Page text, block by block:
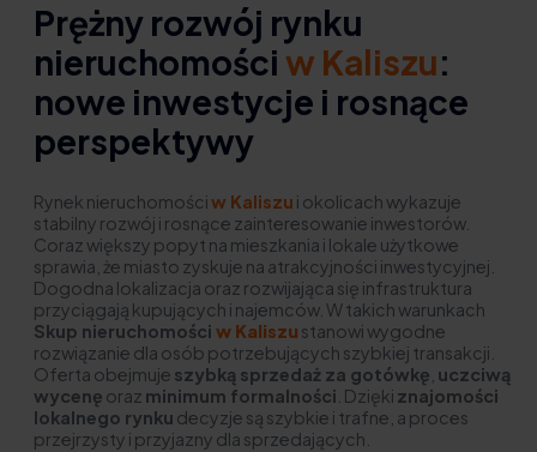
Prężny rozwój rynku
nieruchomościw Kaliszu:
nowe inwestycje i rosnące
perspektywy
Rynek nieruchomościw Kaliszu i okolicach wykazuje
stabilny rozwój i rosnące zainteresowanie inwestorów.
Coraz większy popyt na mieszkania i lokale użytkowe
sprawia, że miasto zyskuje na atrakcyjności inwestycyjnej.
Dogodna lokalizacja oraz rozwijająca się infrastruktura
przyciągają kupujących i najemców. W takich warunkach
Skup nieruchomościw Kaliszu stanowi wygodne
rozwiązanie dla osób potrzebujących szybkiej transakcji.
Oferta obejmuje szybką sprzedaż za gotówkę uczciwą
wycenę oraz minimum formalności . Dzięki znajomości
lokalnego rynku decyzje są szybkie i trafne, a proces
przejrzysty i przyjazny dla sprzedających.